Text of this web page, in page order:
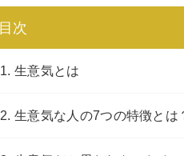
目次
1. 生意気とは
2. 生意気な人の7つの特徴とは